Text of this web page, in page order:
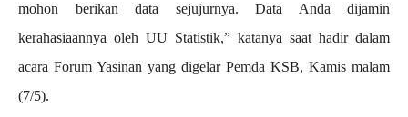
mohon berikan data sejujurnya. Data Anda dijamin
kerahasiaannya oleh UU Statistik,” katanya saat hadir dalam
acara Forum Yasinan yang digelar Pemda KSB, Kamis malam
(7/5).